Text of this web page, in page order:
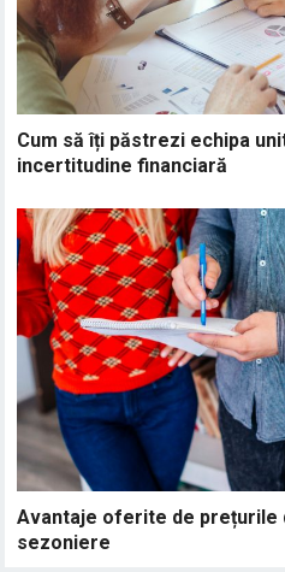
Cum să îți păstrezi echipa
incertitudine financiară
Avantaje oferite de prețurile
sezoniere